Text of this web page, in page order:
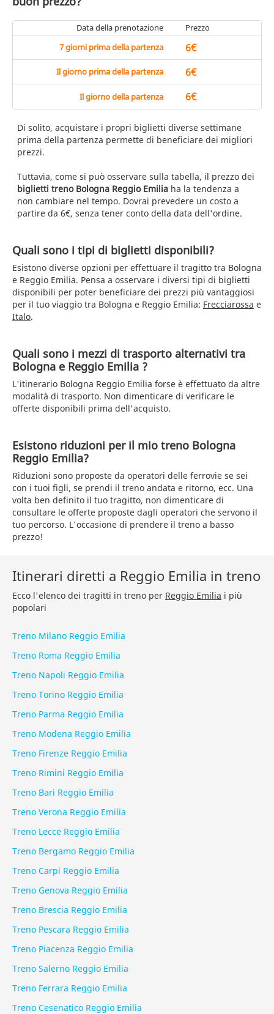
Data della prenotazione
Prezzo
7 giorni prima della partenza
6€
Il giorno prima della partenza 6€
Il giorno della partenza 6€
Di solito, acquistare i propri biglietti diverse settimane
prima della partenza permette di beneficiare dei migliori
prezzi.
Tuttavia, come si può osservare sulla tabella, il prezzo dei
biglietti treno Bologna Reggio Emilia ha la tendenza a
non cambiare nel tempo. Dovrai prevedere un costo a
partire da 6€, senza tener conto della data dell'ordine.
Quali sono i tipi di biglietti disponibili?
Esistono diverse opzioni per effettuare il tragitto tra Bologna
e Reggio Emilia. Pensa a osservare i diversi tipi di biglietti
disponibili per poter beneficiare dei prezzi più vantaggiosi
per il tuo viaggio tra Bologna e Reggio Emilia: Frecciarossa e
Italo.
Quali sono i mezzi di trasporto alternativi tra
Bologna e Reggio Emilia ?
L'itinerario Bologna Reggio Emilia forse è effettuato da altre
modalità di trasporto. Non dimenticare di verificare le
offerte disponibili prima dell'acquisto.
Esistono riduzioni per il mio treno Bologna
Reggio Emilia?
Riduzioni sono proposte da operatori delle ferrovie se sei
con i tuoi figli, se prendi il treno andata e ritorno, ecc. Una
volta ben definito il tuo tragitto, non dimenticare di
consultare le offerte proposte dagli operatori che servono il
tuo percorso. L'occasione di prendere il treno a basso
prezzo!
Itinerari diretti a Reggio Emilia in treno
Ecco l'elenco dei tragitti in treno per Reggio Emilia i più
popolari
Treno Milano Reggio Emilia
Treno Roma Reggio Emilia
Treno Napoli Reggio Emilia
Treno Torino Reggio Emilia
Treno Parma Reggio Emilia
Treno Modena Reggio Emilia
Treno Firenze Reggio Emilia
Treno Rimini Reggio Emilia
Treno Bari Reggio Emilia
Treno Verona Reggio Emilia
Treno Lecce Reggio Emilia
Treno Bergamo Reggio Emilia
Treno Carpi Reggio Emilia
Treno Genova Reggio Emilia
Treno Brescia Reggio Emilia
Treno Pescara Reggio Emilia
Treno Piacenza Reggio Emilia
Treno Salerno Reggio Emilia
Treno Ferrara Reggio Emilia
Treno Cesenatico Reggio Emilia